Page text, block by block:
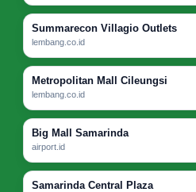
Summarecon Villagio Outlets
lembang.co.id
Metropolitan Mall Cileungsi
lembang.co.id
Big Mall Samarinda
airport.id
Samarinda Central Plaza